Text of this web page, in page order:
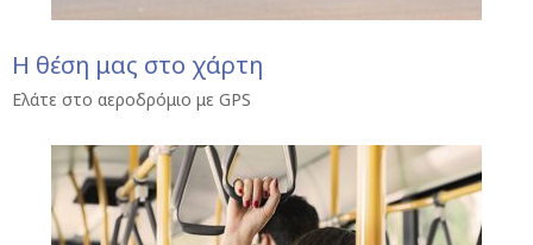
Η θέση μας στο χάρτη
Ελάτε στο αεροδρόμιο με GPS